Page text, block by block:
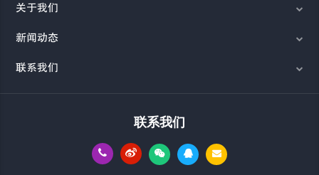
关于我们
新闻动态
联系我们
联系我们